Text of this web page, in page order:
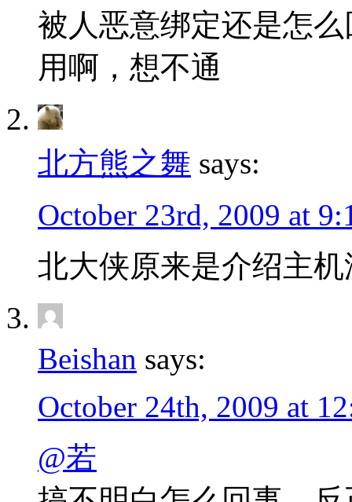
被人恶意绑定还是怎
用啊，想不通
北方熊之舞 says:
October 23rd, 2009 at
北大侠原来是介绍主
Beishan says:
October 24th, 2009 at
@若